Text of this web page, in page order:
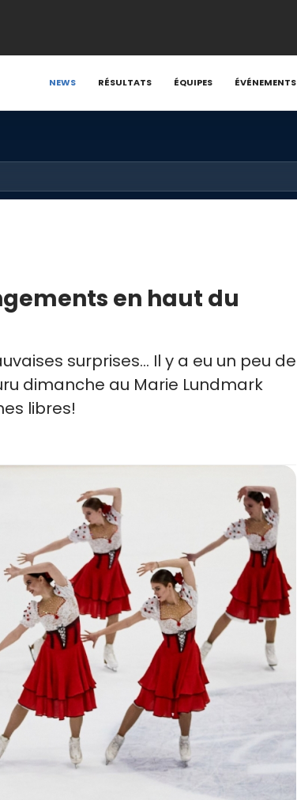
NEWS RÉSULTATS ÉQUIPES ÉVÉNEMENTS
en haut du
surprises... Il y a eu un peu de
dimanche au Marie Lundmark
libres!